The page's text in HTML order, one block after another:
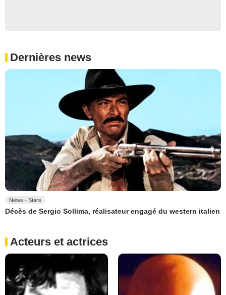
Dernières news
News - Stars
Décès de Sergio Sollima, réalisateur engagé du western italien
Acteurs et actrices